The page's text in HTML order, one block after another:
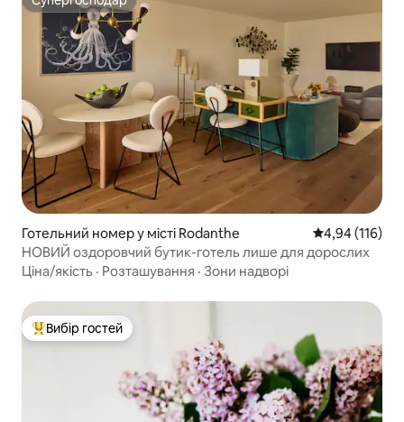
Супергосподар
Готельний номер у місті Rodanthe Середня
4,94 (116)
НОВИЙ оздоровчий бутик-готель лише для дорослих
Ціна/якість · Розташування · Зони надворі
Топ вибір гостей
Вибір гостей